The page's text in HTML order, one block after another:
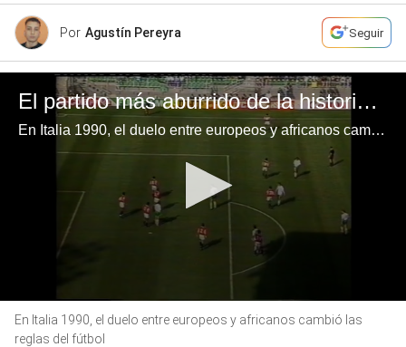
Por Agustín Pereyra Seguir
El partido más aburrido de la historia de los Mundiales: Irlando 0-0 Egipto
En Italia 1990, el duelo entre europeos y africanos cambió las reglas del fútbol
seconds
En Italia 1990, el duelo entre europeos y africanos cambió las
reglas del fútbol